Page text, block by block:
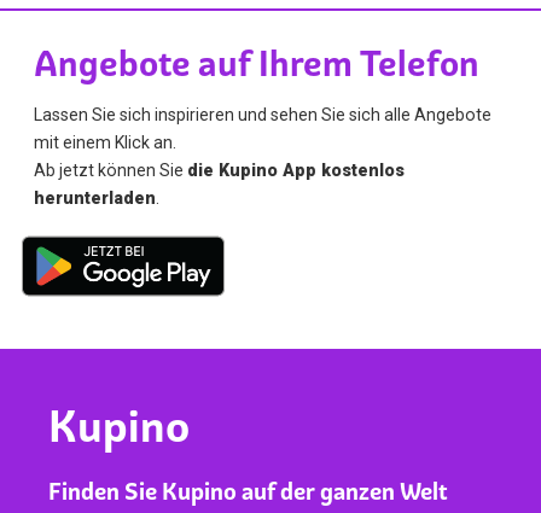
Angebote auf Ihrem Telefon
Lassen Sie sich inspirieren und sehen Sie sich alle Angebote
mit einem Klick an.
Ab jetzt können Sie die Kupino App kostenlos
herunterladen
Kupino
Finden Sie Kupino auf der ganzen Welt